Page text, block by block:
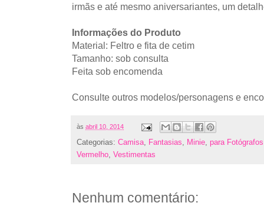
irmãs e até mesmo aniversariantes, um
Informações do Produto
Material: Feltro e fita de cetim
Tamanho: sob consulta
Feita sob encomenda
Consulte outros modelos/personagens e
às abril 10, 2014
Categorias: Camisa, Fantasias, Minie, para Fotógrafos
Vermelho, Vestimentas
Nenhum comentário: